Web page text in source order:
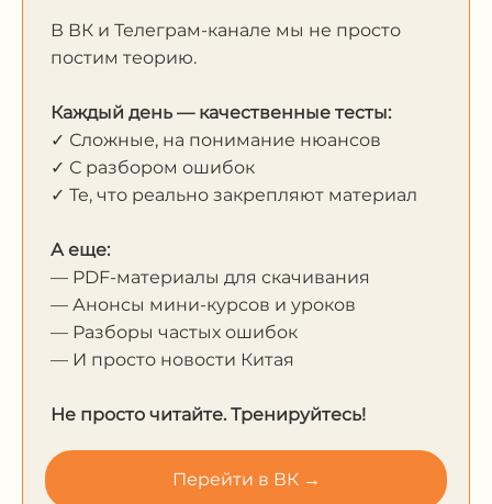
В ВК и Телеграм-канале мы не просто
постим теорию.
Каждый день — качественные тесты:
✓ Сложные, на понимание нюансов
✓ С разбором ошибок
✓ Те, что реально закрепляют материал
А еще:
— PDF-материалы для скачивания
— Анонсы мини-курсов и уроков
— Разборы частых ошибок
— И просто новости Китая
Не просто читайте. Тренируйтесь!
Перейти в ВК →